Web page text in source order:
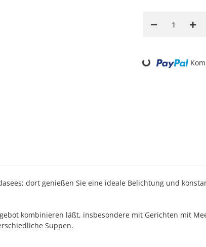
Loading...
dort genießen Sie eine ideale Belichtung und
kombinieren läßt, insbesondere mit Gerichten mit
Suppen.